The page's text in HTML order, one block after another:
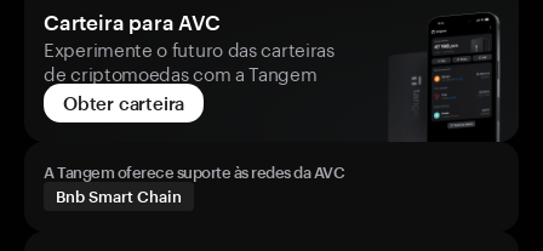
Carteira para AVC
Experimente o futuro das carteiras
de criptomoedas com a Tangem
Obter carteira
A Tangem oferece suporte às redes da AVC
Bnb Smart Chain